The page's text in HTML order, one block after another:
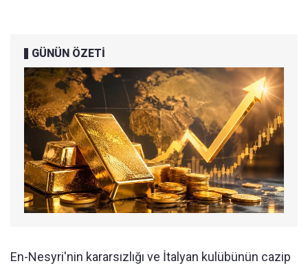
GÜNÜN ÖZETİ
En-Nesyri'nin kararsızlığı ve İtalyan kulübünün cazip